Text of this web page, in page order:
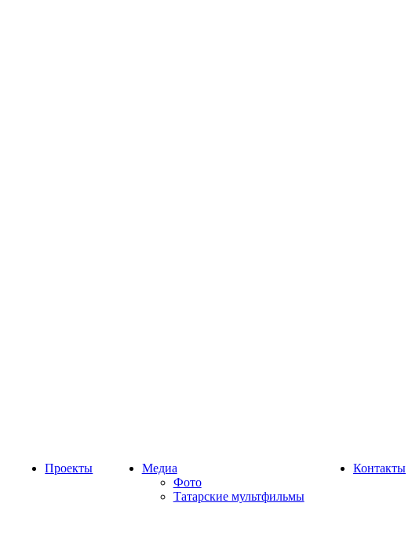
Проекты
Медиа
Фото
Татарские мультфильмы
Контакты